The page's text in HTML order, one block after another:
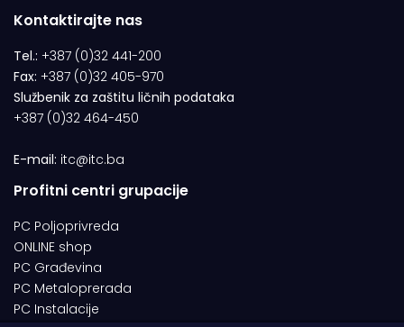
Kontaktirajte nas
Tel.: +387 (0)32 441-200
Fax: +387 (0)32 405-970
Službenik za zaštitu ličnih podataka
+387 (0)32 464-450
E-mail: itc@itc.ba
Profitni centri grupacije
PC Poljoprivreda
ONLINE shop
PC Građevina
PC Metaloprerada
PC Instalacije